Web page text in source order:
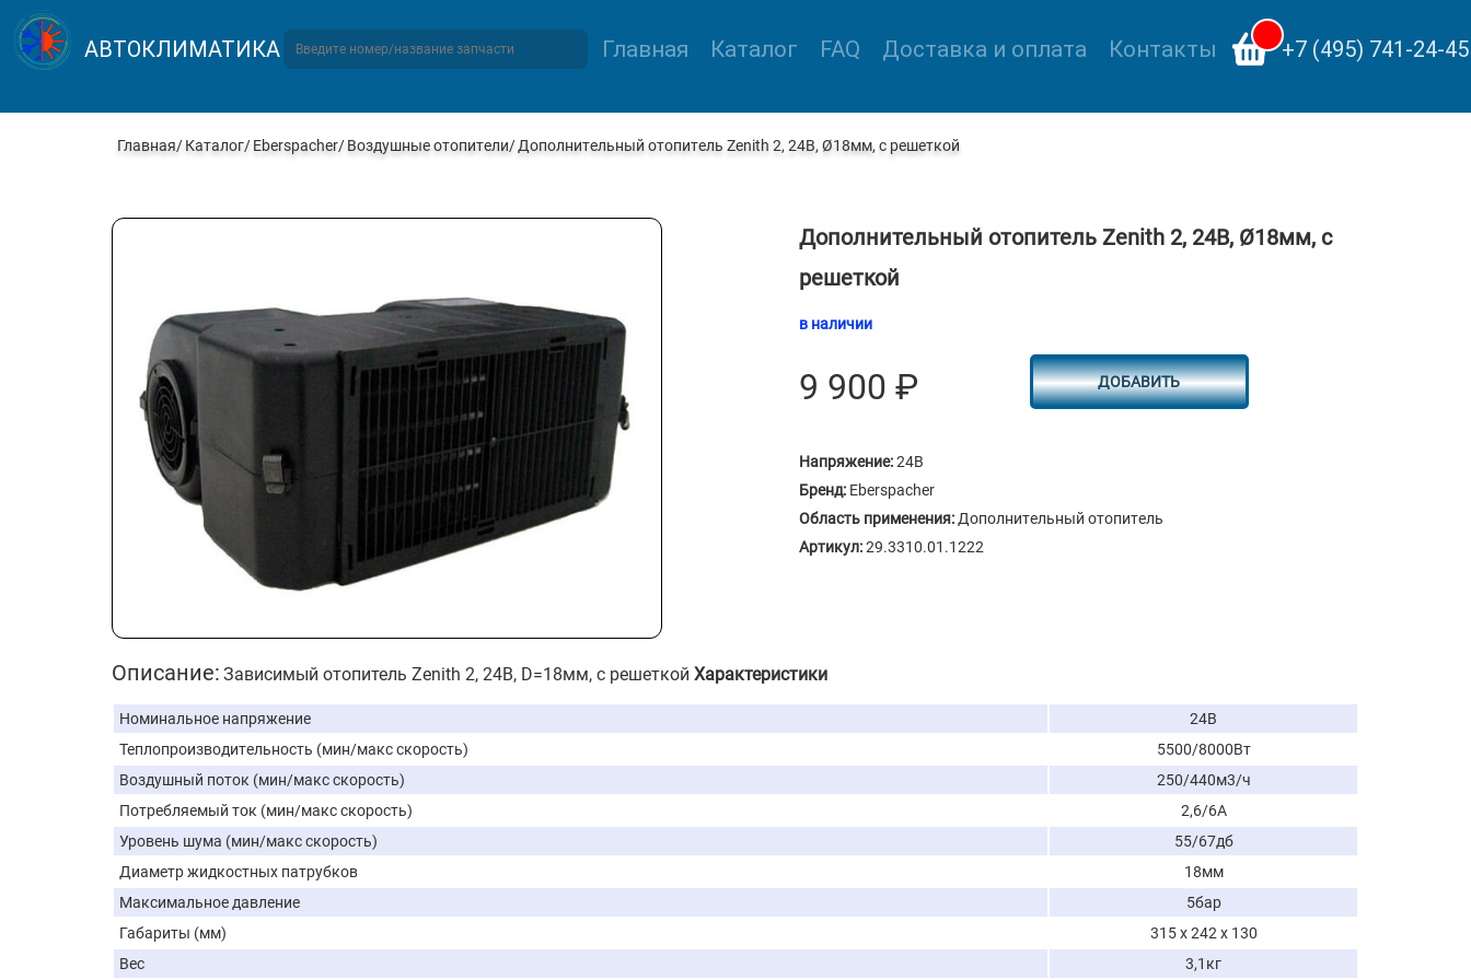
АВТОКЛИМАТИКА Главная Каталог FAQ Доставка и оплата Контакты +7 (495) 741-24-45
Главная Каталог Eberspacher Воздушные отопители Дополнительный отопитель Zenith 2, 24В, Ø18мм, с решеткой
Дополнительный отопитель Zenith 2, 24В, Ø18мм, с
решеткой
в наличии
9 900 ₽ ДОБАВИТЬ
Напряжение:24В
Бренд: Eberspacher
Область применения: Дополнительный отопитель
Артикул:29.3310.01.1222
Описание: Зависимый отопитель Zenith 2, 24В, D=18мм, с решеткой Характеристики
Номинальное напряжение
24В
Теплопроизводительность (мин/макс скорость)
5500/8000Вт
Воздушный поток (мин/макс скорость)
250/440м3/ч
Потребляемый ток (мин/макс скорость)
2,6/6А
Уровень шума (мин/макс скорость)
55/67дб
Диаметр жидкостных патрубков
18мм
Максимальное давление
5бар
Габариты (мм)
315 х 242 х 130
Вес
3,1кг